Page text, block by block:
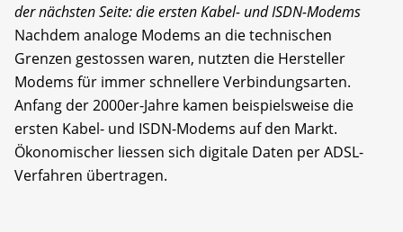
der nächsten Seite: die ersten Kabel- und ISDN-Modems
Nachdem analoge Modems an die technischen
Grenzen gestossen waren, nutzten die Hersteller
Modems für immer schnellere Verbindungsarten.
Anfang der 2000er-Jahre kamen beispielsweise die
ersten Kabel- und ISDN-Modems auf den Markt.
Ökonomischer liessen sich digitale Daten per ADSL-
Verfahren übertragen.